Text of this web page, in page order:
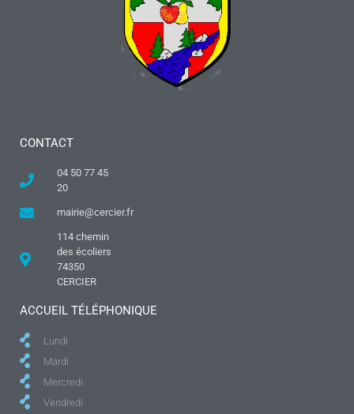
CONTACT
04 50 77 45
20
mairie@cercier.fr
114 chemin
des écoliers
74350
CERCIER
ACCUEIL TÉLÉPHONIQUE
Lundi
Mardi
Mercredi
Vendredi